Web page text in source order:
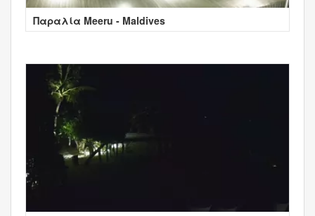
Παραλία Meeru - Maldives